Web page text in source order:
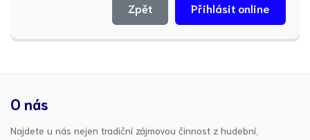
Přihlásit online
Zpět
O nás
Najdete u nás nejen tradiční zájmovou činnost z hudební,